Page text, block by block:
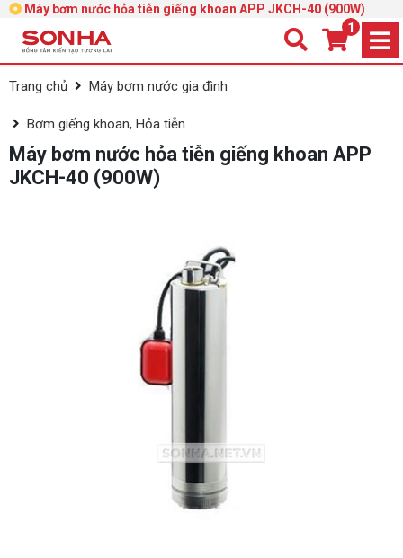
Máy bơm nước hỏa tiễn giếng khoan APP JKCH-40 (900W)
1
Trang chủ Máy bơm nước gia đình
Bơm giếng khoan, Hỏa tiễn
Máy bơm nước hỏa tiễn giếng khoan APP
JKCH-40 (900W)